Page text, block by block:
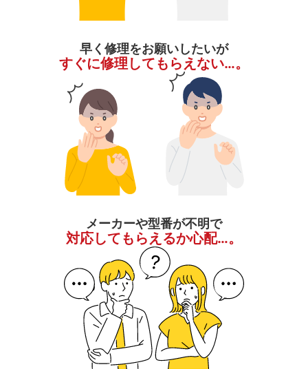
早く修理をお願いしたいが
すぐに修理してもらえない…。
メーカーや型番が不明で
対応してもらえるか心配…。